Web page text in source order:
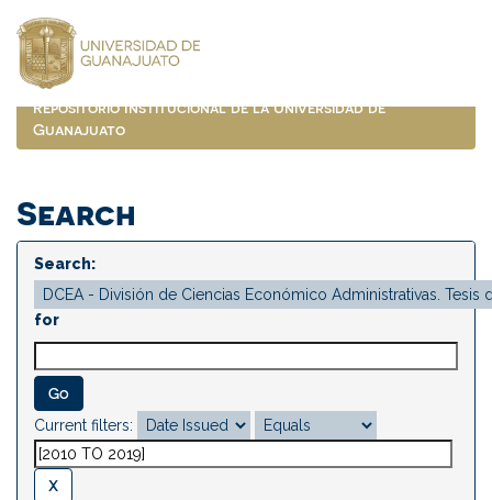
navigation
Repositorio Institucional de la Universidad de
Guanajuato
Search
Search:
for
Current filters: